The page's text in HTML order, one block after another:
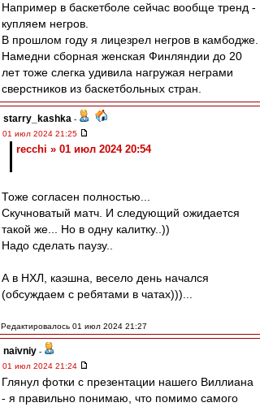
Например в баскетболе сейчас вообще тренд -
купляем негров.
В прошлом году я лицезрел негров в камбодже.
Намедни сборная женская Финляндии до 20
лет тоже слегка удивила нагружая неграми
сверстников из баскетбольных стран.
starry_kashka -
01 июл 2024 21:25
recchi » 01 июл 2024 20:54
Тоже согласен полностью...
Скучноватый матч. И следующий ожидается
такой же... Но в одну калитку..))
Надо сделать паузу..
А в НХЛ, каэшна, весело день начался
(обсуждаем с ребятами в чатах)))...
Редактировалось 01 июл 2024 21:27
naivniy -
01 июл 2024 21:24
Глянул фотки с презентации нашего Виллиана
- я правильно понимаю, что помимо самого